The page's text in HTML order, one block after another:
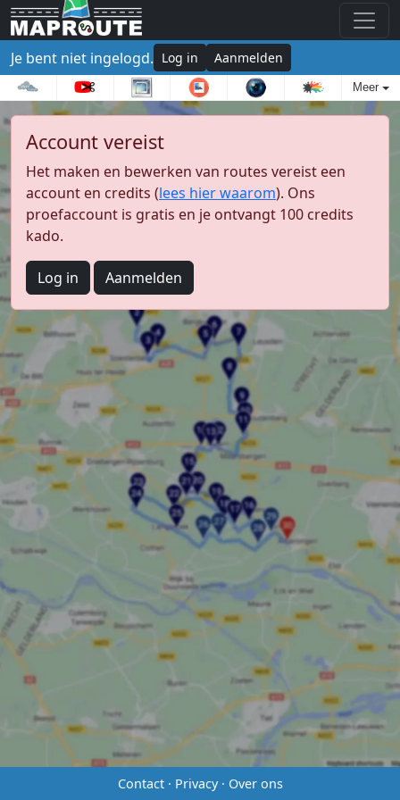
Je bent niet ingelogd. Log in Aanmelden
Meer
Account vereist
Het maken en bewerken van routes vereist een
account en credits (lees hier waarom). Ons
proefaccount is gratis en je ontvangt 100 credits
kado.
Log in Aanmelden
Contact· Privacy· Over ons